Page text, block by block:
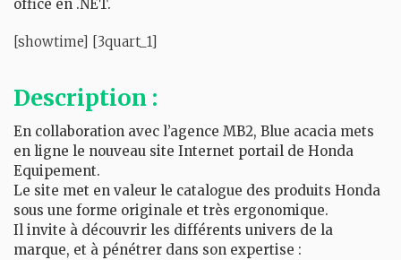
office en .NET.
[showtime] [3quart_1]
Description :
En collaboration avec l’agence MB2, Blue acacia mets
en ligne le nouveau site Internet portail de Honda
Equipement.
Le site met en valeur le catalogue des produits Honda
sous une forme originale et très ergonomique.
Il invite à découvrir les différents univers de la
marque, et à pénétrer dans son expertise :